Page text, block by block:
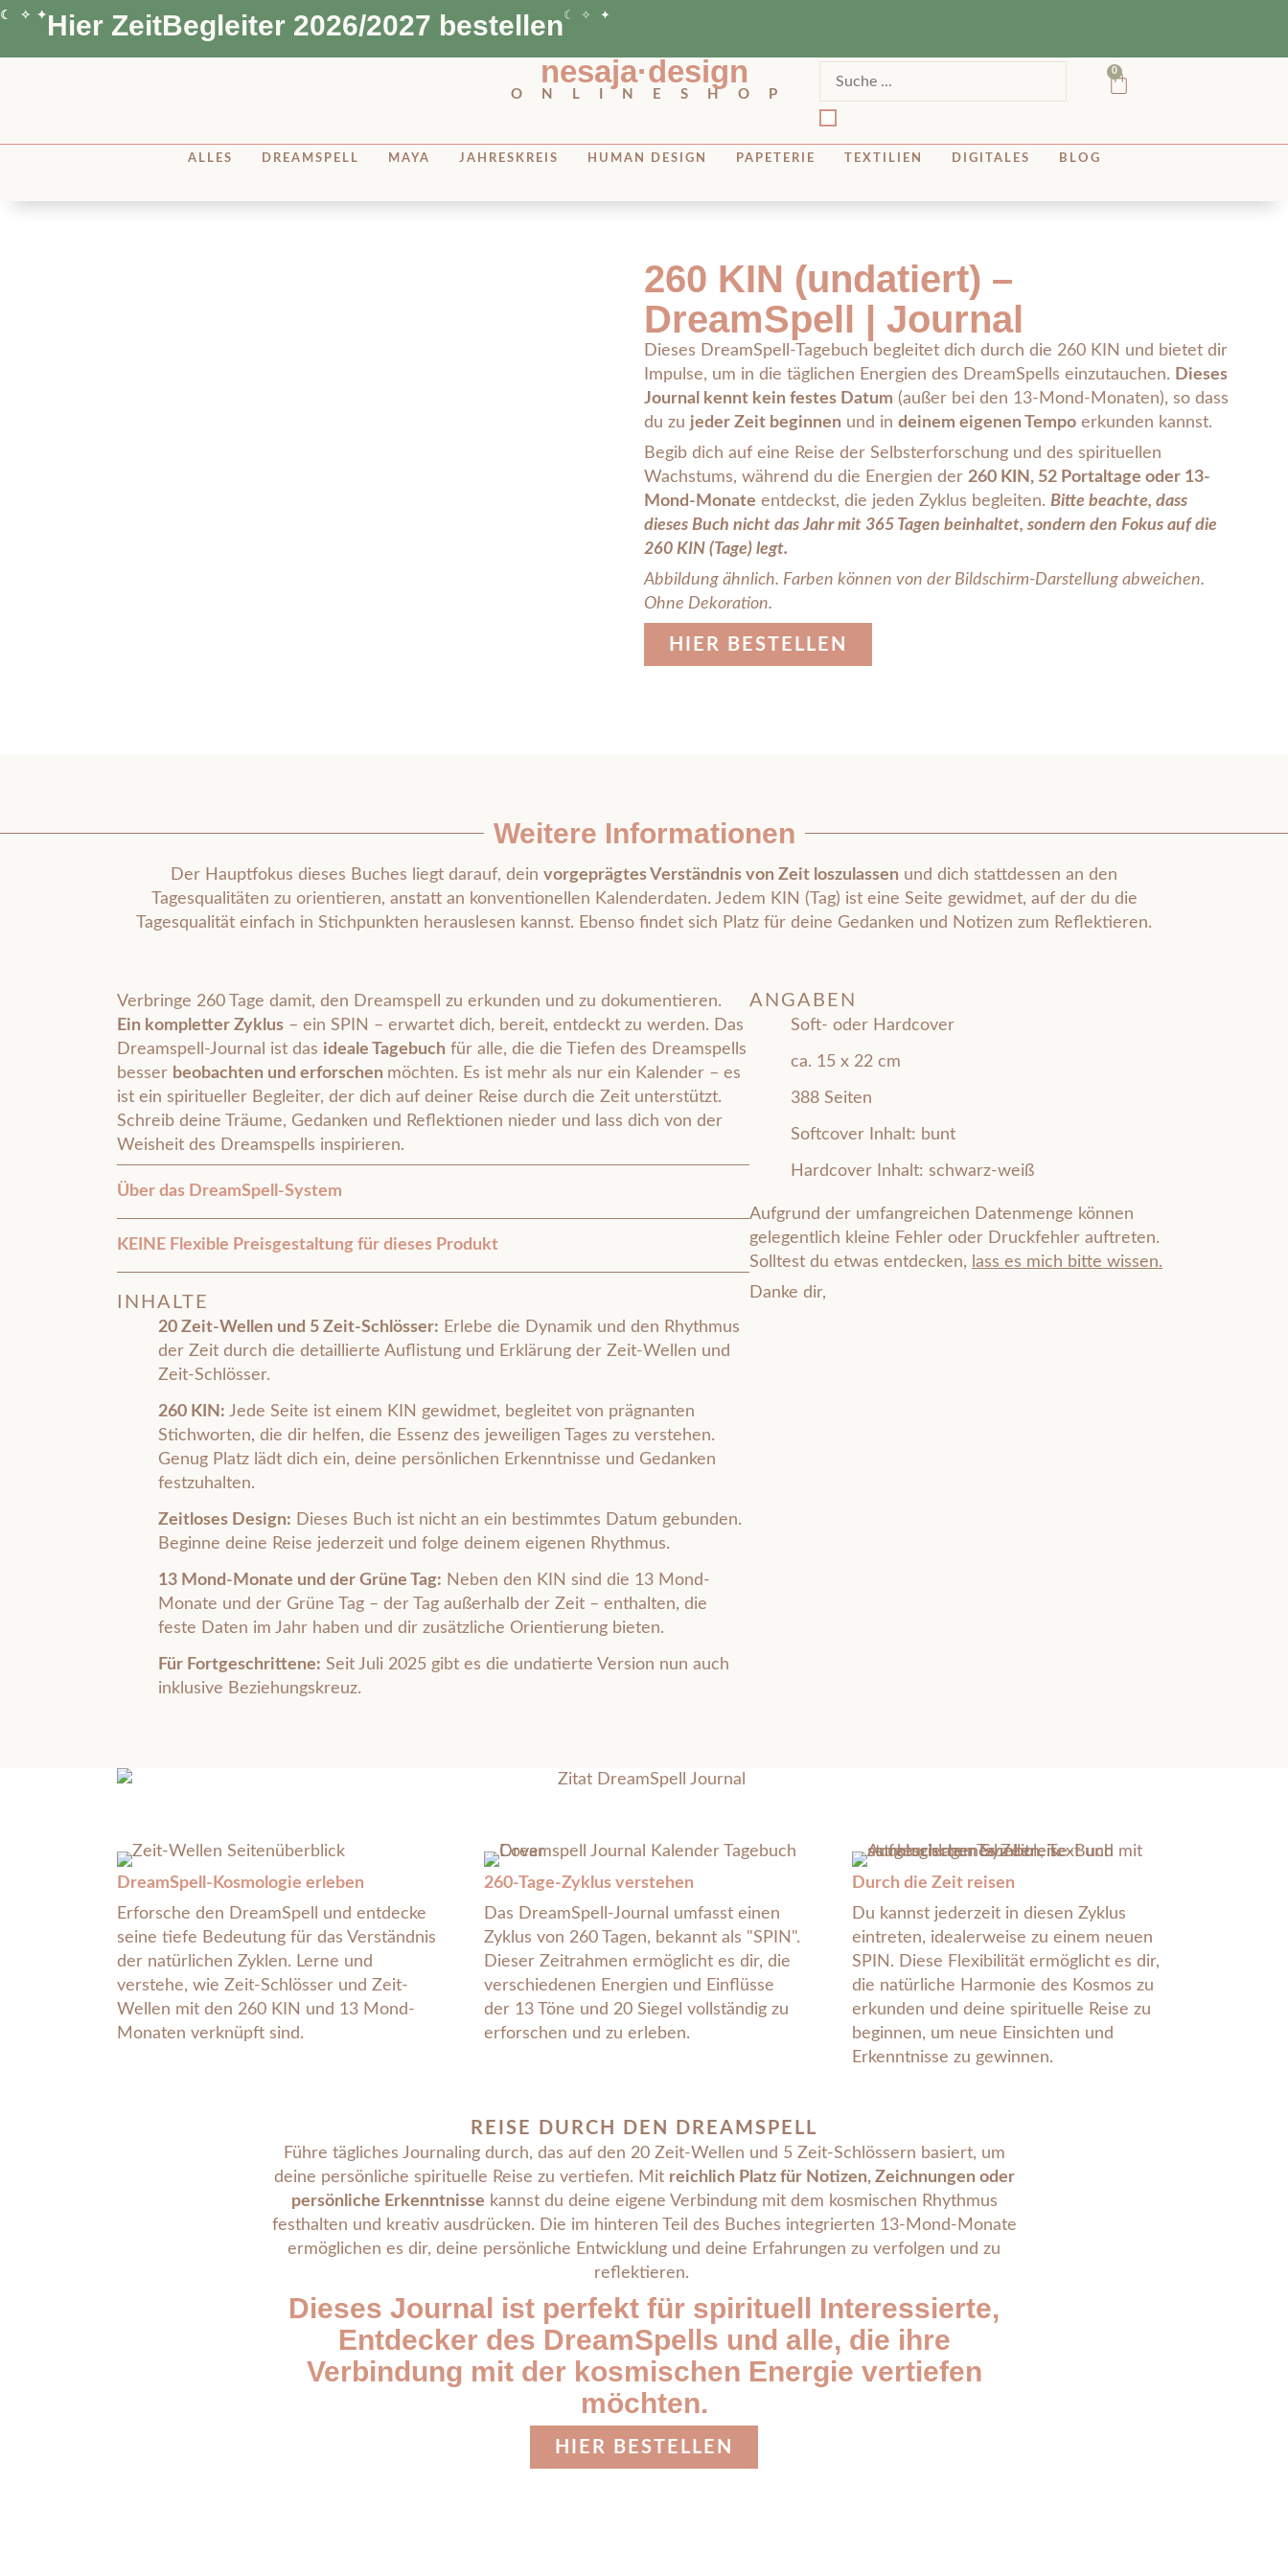
☾ ✧ ✦ Hier ZeitBegleiter 2026/2027 bestellen☾ ✧ ✦
nesaja·design
ONLINESHOP
0
ALLES DREAMSPELL MAYA JAHRESKREIS HUMAN DESIGN PAPETERIE TEXTILIEN DIGITALES BLOG
260 KIN (undatiert) –
DreamSpell | Journal
Dieses DreamSpell-Tagebuch begleitet dich durch die 260 KIN und bietet dir
Impulse, um in die täglichen Energien des DreamSpells einzutauchen. Dieses
Journal kennt kein festes Datum (außer bei den 13-Mond-Monaten), so dass
du zu jeder Zeit beginnen und in deinem eigenen Tempo erkunden kannst.
Begib dich auf eine Reise der Selbsterforschung und des spirituellen
Wachstums, während du die Energien der 260 KIN, 52 Portaltage oder 13-
Mond-Monate entdeckst, die jeden Zyklus begleiten. Bitte beachte, dass
dieses Buch nicht das Jahr mit 365 Tagen beinhaltet, sondern den Fokus auf die
260 KIN (Tage) legt.
Abbildung ähnlich. Farben können von der Bildschirm-Darstellung abweichen.
Ohne Dekoration.
HIER BESTELLEN
Weitere Informationen
Der Hauptfokus dieses Buches liegt darauf, dein vorgeprägtes Verständnis von Zeit loszulassen und dich stattdessen an den
Tagesqualitäten zu orientieren, anstatt an konventionellen Kalenderdaten. Jedem KIN (Tag) ist eine Seite gewidmet, auf der du die
Tagesqualität einfach in Stichpunkten herauslesen kannst. Ebenso findet sich Platz für deine Gedanken und Notizen zum Reflektieren.
Verbringe 260 Tage damit, den Dreamspell zu erkunden und zu dokumentieren.
Ein kompletter Zyklus – ein SPIN – erwartet dich, bereit, entdeckt zu werden. Das
Dreamspell-Journal ist das ideale Tagebuch für alle, die die Tiefen des Dreamspells
besser beobachten und erforschen möchten. Es ist mehr als nur ein Kalender – es
ist ein spiritueller Begleiter, der dich auf deiner Reise durch die Zeit unterstützt.
Schreib deine Träume, Gedanken und Reflektionen nieder und lass dich von der
Weisheit des Dreamspells inspirieren.
Über das DreamSpell-System
KEINE Flexible Preisgestaltung für dieses Produkt
INHALTE
20 Zeit-Wellen und 5 Zeit-Schlösser: Erlebe die Dynamik und den Rhythmus
der Zeit durch die detaillierte Auflistung und Erklärung der Zeit-Wellen und
Zeit-Schlösser.
260 KIN: Jede Seite ist einem KIN gewidmet, begleitet von prägnanten
Stichworten, die dir helfen, die Essenz des jeweiligen Tages zu verstehen.
Genug Platz lädt dich ein, deine persönlichen Erkenntnisse und Gedanken
festzuhalten.
Zeitloses Design: Dieses Buch ist nicht an ein bestimmtes Datum gebunden.
Beginne deine Reise jederzeit und folge deinem eigenen Rhythmus.
13 Mond-Monate und der Grüne Tag: Neben den KIN sind die 13 Mond-
Monate und der Grüne Tag – der Tag außerhalb der Zeit – enthalten, die
feste Daten im Jahr haben und dir zusätzliche Orientierung bieten.
Für Fortgeschrittene: Seit Juli 2025 gibt es die undatierte Version nun auch
inklusive Beziehungskreuz.
ANGABEN
Soft- oder Hardcover
ca. 15 x 22 cm
388 Seiten
Softcover Inhalt: bunt
Hardcover Inhalt: schwarz-weiß
Aufgrund der umfangreichen Datenmenge können
gelegentlich kleine Fehler oder Druckfehler auftreten.
Solltest du etwas entdecken, lass es mich bitte wissen.
Danke dir,
DreamSpell-Kosmologie erleben
Erforsche den DreamSpell und entdecke
seine tiefe Bedeutung für das Verständnis
der natürlichen Zyklen. Lerne und
verstehe, wie Zeit-Schlösser und Zeit-
Wellen mit den 260 KIN und 13 Mond-
Monaten verknüpft sind.
260-Tage-Zyklus verstehen
Das DreamSpell-Journal umfasst einen
Zyklus von 260 Tagen, bekannt als "SPIN".
Dieser Zeitrahmen ermöglicht es dir, die
verschiedenen Energien und Einflüsse
der 13 Töne und 20 Siegel vollständig zu
erforschen und zu erleben.
Durch die Zeit reisen
Du kannst jederzeit in diesen Zyklus
eintreten, idealerweise zu einem neuen
SPIN. Diese Flexibilität ermöglicht es dir,
die natürliche Harmonie des Kosmos zu
erkunden und deine spirituelle Reise zu
beginnen, um neue Einsichten und
Erkenntnisse zu gewinnen.
REISE DURCH DEN DREAMSPELL
Führe tägliches Journaling durch, das auf den 20 Zeit-Wellen und 5 Zeit-Schlössern basiert, um
deine persönliche spirituelle Reise zu vertiefen. Mit reichlich Platz für Notizen, Zeichnungen oder
persönliche Erkenntnisse kannst du deine eigene Verbindung mit dem kosmischen Rhythmus
festhalten und kreativ ausdrücken. Die im hinteren Teil des Buches integrierten 13-Mond-Monate
ermöglichen es dir, deine persönliche Entwicklung und deine Erfahrungen zu verfolgen und zu
reflektieren.
Dieses Journal ist perfekt für spirituell Interessierte,
Entdecker des DreamSpells und alle, die ihre
Verbindung mit der kosmischen Energie vertiefen
möchten.
HIER BESTELLEN